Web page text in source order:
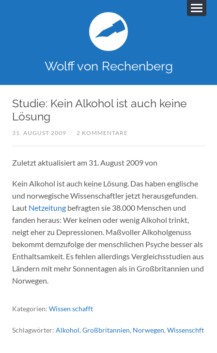
Wolff von Rechenberg
Studie: Kein Alkohol ist auch keine
Lösung
31. AUGUST 2009 / 2 KOMMENTARE
Zuletzt aktualisiert am 31. August 2009 von
Kein Alkohol ist auch keine Lösung. Das haben englische
und norwegische Wissenschaftler jetzt herausgefunden.
Laut Netzeitungbefragten sie 38.000 Menschen und
fanden heraus: Wer keinen oder wenig Alkohol trinkt,
neigt eher zu Depressionen. Maßvoller Alkoholgenuss
bekommt demzufolge der menschlichen Psyche besser als
Enthaltsamkeit. Es fehlen allerdings Vergleichsstudien aus
Ländern mit mehr Sonnentagen als in Großbritannien und
Norwegen.
Kategorien: Wissen schafft
Schlagwörter: Alkohol, Großbritannien, Norwegen, Wissenschft